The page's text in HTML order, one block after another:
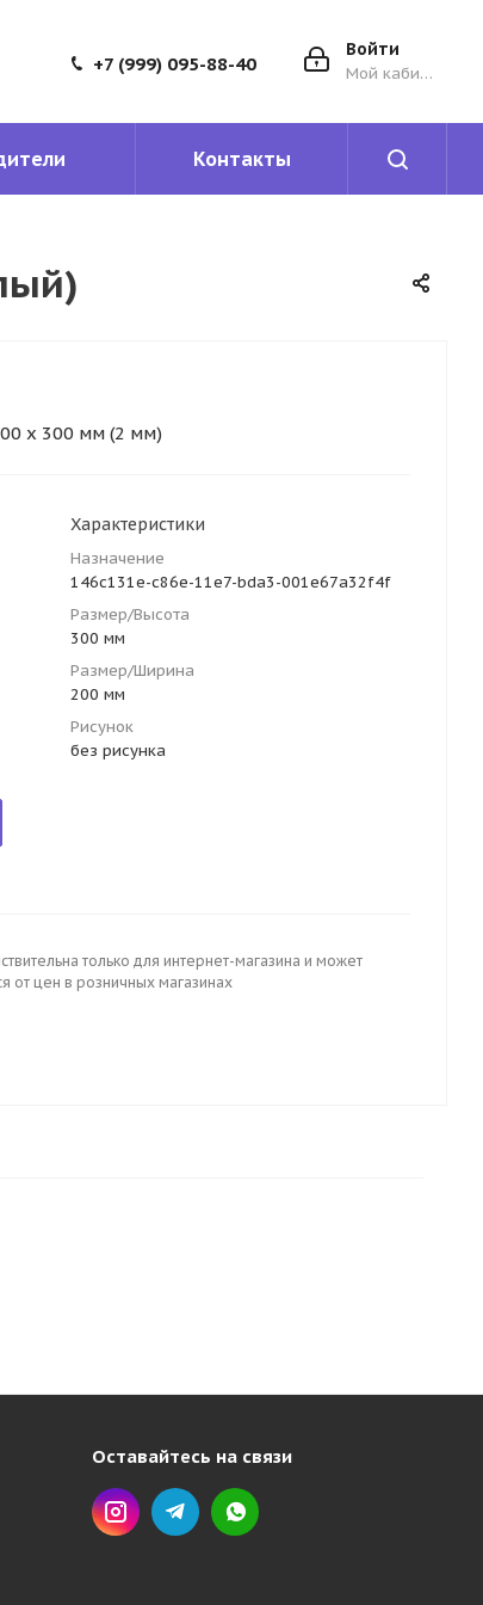
Войти
Мой кабинет
+7 (999) 095-88-40
Контакты
х 300 мм (2 мм)
Характеристики
Назначение
146c131e-c86e-11e7-bda3-001e67a32f4f
Размер/Высота
300 мм
Размер/Ширина
200 мм
Рисунок
без рисунка
только для интернет-магазина и может
от цен в розничных магазинах
Оставайтесь на связи